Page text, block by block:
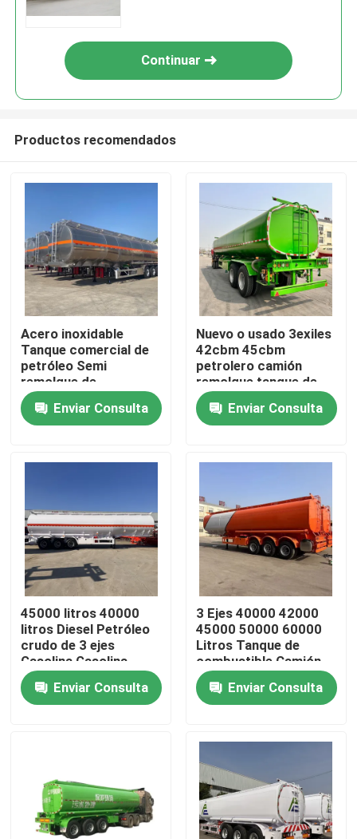
Hogar
Productos
Sobre nosotros
Viaje de la fábrica
Control de calidad
Contacto los E.E.U.U.
Camiones Volquetes Usados
Tipper Trucks usada
Continuar
Productos recomendados
Acero inoxidable
Tanque comercial de
petróleo Semi
remolque de
combustible 50
cuadrados Tanque de
líquido Camión de
Enviar Consulta
Nuevo o usado 3exiles
42cbm 45cbm
petrolero camión
remolque tanque de
combustible
semirremolque
Enviar Consulta
45000 litros 40000
litros Diesel Petróleo
crudo de 3 ejes
Gasolina Gasolina
Aceite de combustible
líquido Cisterna
remolque Cisterna
Enviar Consulta
3 Ejes 40000 42000
45000 50000 60000
Litros Tanque de
combustible Camión
remolque gasolina
gasolina diesel tanque
de aceite tanque de
Enviar Consulta